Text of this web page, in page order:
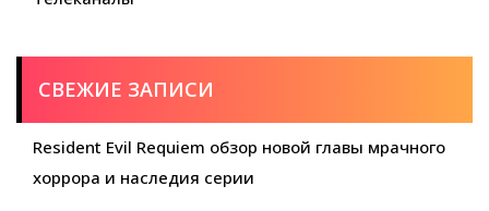
СВЕЖИЕ ЗАПИСИ
Resident Evil Requiem обзор новой главы мрачного
хоррора и наследия серии